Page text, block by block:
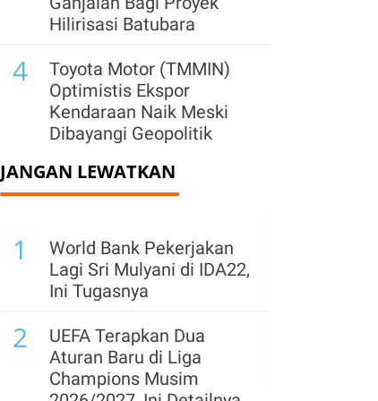
Hilirisasi Batubara
4
Toyota Motor (TMMIN)
Optimistis Ekspor
Kendaraan Naik Meski
Dibayangi Geopolitik
5
Pengguna EV Naik, PLN
Catat 21.865 Pelanggan
Charging Services
LIXIL Dorong
Transformasi Arsitektur
Indonesia Lewat LDAD
2026
Toyota Buka Peluang
JANGAN LEWATKAN
1
World Bank Pekerjakan
Lagi Sri Mulyani di IDA22,
Ini Tugasnya
2
UEFA Terapkan Dua
Aturan Baru di Liga
Champions Musim